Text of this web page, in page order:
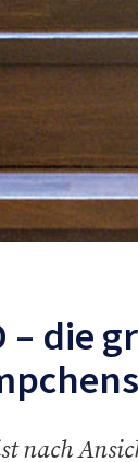
– die
nach